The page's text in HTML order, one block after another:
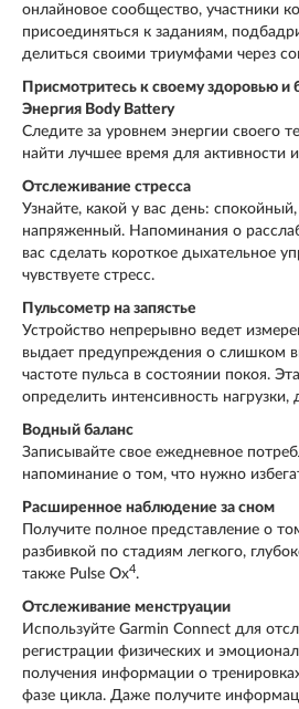
онлайновое сообщество, участники
присоединяться к заданиям,
делиться своими триумфами через
Присмотритесь к своему здоровью и
Энергия Body Battery
Следите за уровнем энергии своего
найти лучшее время для активности
Отслеживание стресса
Узнайте, какой у вас день:
напряженный. Напоминания о
вас сделать короткое дыхательное
чувствуете стресс.
Пульсометр на запястье
Устройство непрерывно ведет
выдает предупреждения о слишком
частоте пульса в состоянии покоя.
определить интенсивность
Водный баланс
Записывайте свое ежедневное
напоминание о том, что нужно
Расширенное наблюдение за сном
Получите полное представление о
разбивкой по стадиям легкого,
также Pulse Ox4.
Отслеживание менструации
Используйте Garmin Connect для
регистрации физических и
получения информации о
фазе цикла. Даже получите